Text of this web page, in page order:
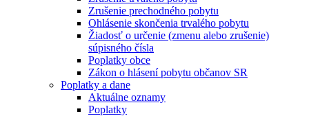
Zrušenie prechodného pobytu
Ohlásenie skončenia trvalého pobytu
Žiadosť o určenie (zmenu alebo zrušenie)
súpisného čísla
Poplatky obce
Zákon o hlásení pobytu občanov SR
Poplatky a dane
Aktuálne oznamy
Poplatky